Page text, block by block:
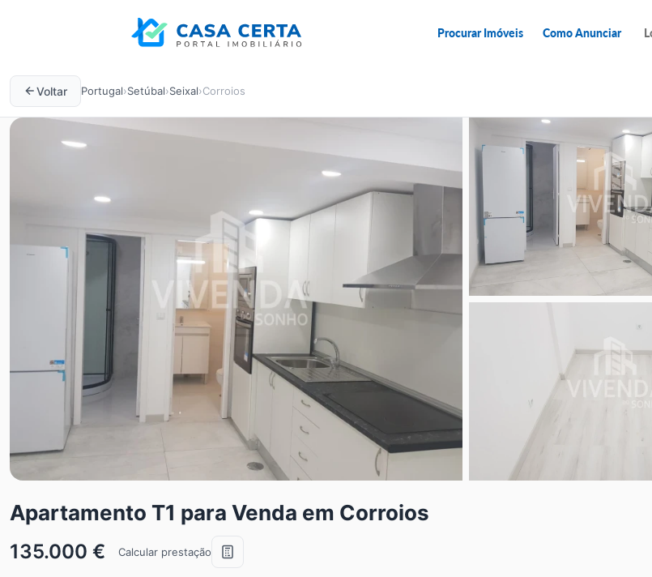
Procurar Imóveis Como Anunciar
Voltar Portugal›Setúbal›Seixal›Corroios
Apartamento T1 para Venda em Corroios
135.000 € Calcular prestação